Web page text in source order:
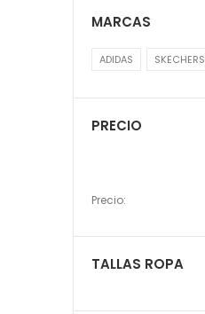
MARCAS
ADIDAS SKECHERS
PRECIO
Precio:
TALLAS ROPA